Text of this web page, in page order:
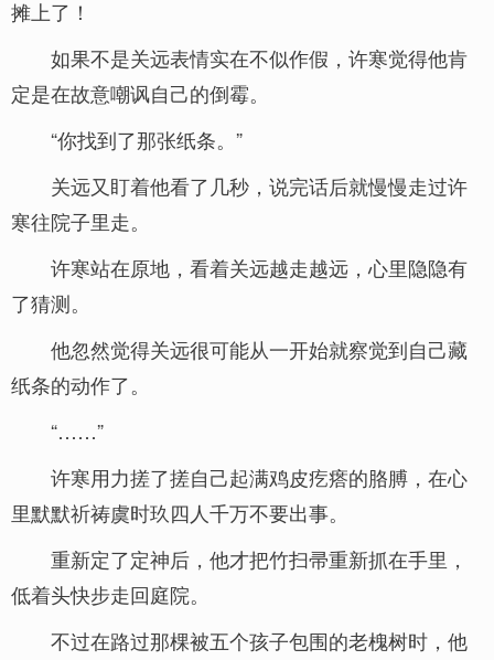
摊上了！
如果不是关远表情实在不似作假，许寒觉得他肯
定是在故意嘲讽自己的倒霉。
“你找到了那张纸条。”
关远又盯着他看了几秒，说完话后就慢慢走过许
寒往院子里走。
许寒站在原地，看着关远越走越远，心里隐隐有
了猜测。
他忽然觉得关远很可能从一开始就察觉到自己藏
纸条的动作了。
“……”
许寒用力搓了搓自己起满鸡皮疙瘩的胳膊，在心
里默默祈祷虞时玖四人千万不要出事。
重新定了定神后，他才把竹扫帚重新抓在手里，
低着头快步走回庭院。
不过在路过那棵被五个孩子包围的老槐树时，他